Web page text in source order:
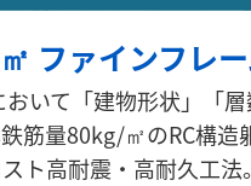
ファインフレ
いて「建物形状」「
筋量80kg/㎡のRC構造
ト高耐震・高耐久工法